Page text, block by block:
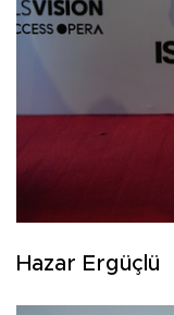
Hazar Ergüçlü